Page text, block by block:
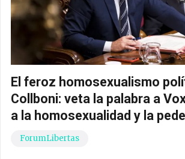
El feroz homosexualismo
Collboni: veta la palabra a
a la homosexualidad y la
ForumLibertas